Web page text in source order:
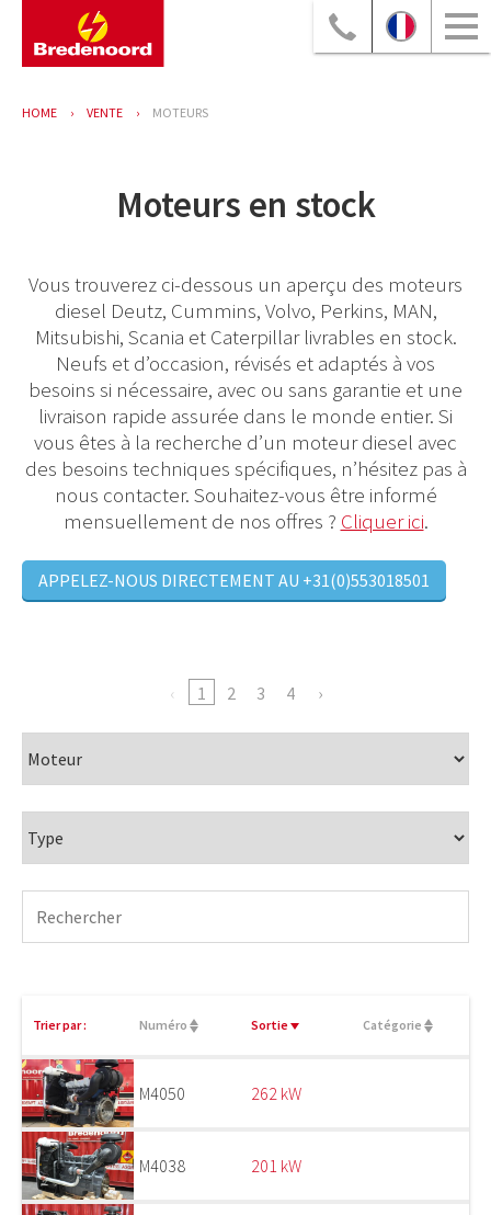
HOME VENTE MOTEURS
Moteurs en stock
Vous trouverez ci-dessous un aperçu des moteurs
diesel Deutz, Cummins, Volvo, Perkins, MAN,
Mitsubishi, Scania et Caterpillar livrables en stock.
Neufs et d’occasion, révisés et adaptés à vos
besoins si nécessaire, avec ou sans garantie et une
livraison rapide assurée dans le monde entier. Si
vous êtes à la recherche d’un moteur diesel avec
des besoins techniques spécifiques, n’hésitez pas à
nous contacter. Souhaitez-vous être informé
mensuellement de nos offres ? Cliquer ici.
APPELEZ-NOUS DIRECTEMENT AU +31(0)553018501
1 2 3 4
Trier par : Numéro Sortie Catégorie
M4050 262 kW
M4038 201 kW